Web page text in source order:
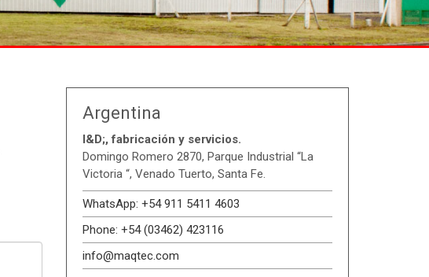
Argentina
I&D;, fabricación y servicios.
Domingo Romero 2870, Parque Industrial “La
Victoria “, Venado Tuerto, Santa Fe.
WhatsApp: +54 911 5411 4603
Phone: +54 (03462) 423116
info@maqtec.com